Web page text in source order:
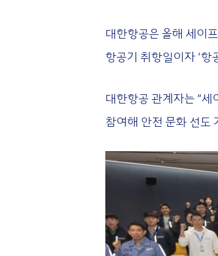
대한항공은 올해 세이
항공기 취항일이자 ‘
대한항공 관계자는 “
참여해 안전 문화 선도